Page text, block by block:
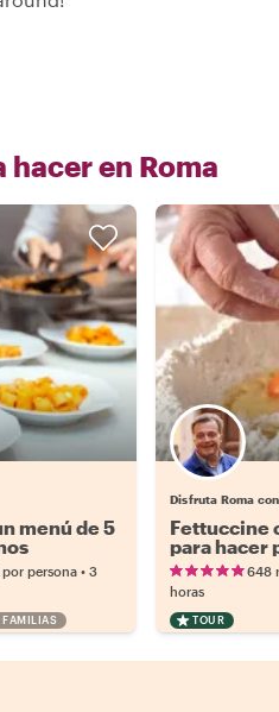
hacer en Roma
menú de 5
por persona • 3
FAMILIAS
Disfruta Roma
Fettuccine
para hacer
648
horas
TOUR